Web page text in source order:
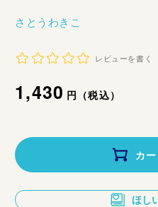
さとうわきこ
レビューを書く
通
価
格
1,430円（税込）
カ
ほし